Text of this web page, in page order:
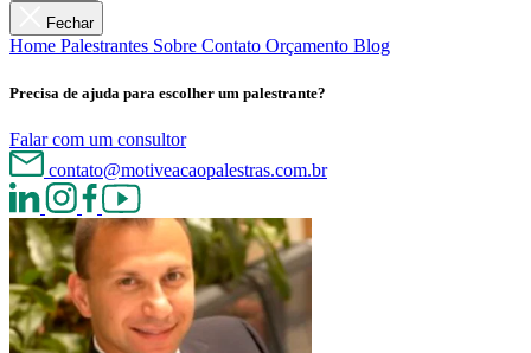
Fechar
Home Palestrantes Sobre Contato Orçamento Blog
Precisa de ajuda para escolher um palestrante?
Falar com um consultor
contato@motiveacaopalestras.com.br